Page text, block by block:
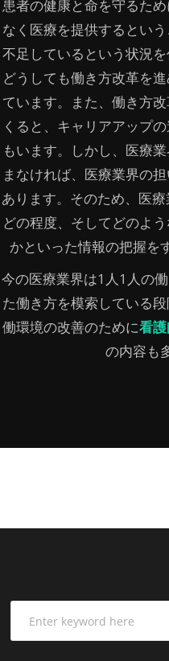
患者の健康と命を守るた
なく医療を提供するとい
不足しているという状況
どうしても働き方改革を
ています。また、働き方
くると、キャリアアップ
もいます。しかし、医療
まなければ、医療業界の
あります。そのため、医
どの程度、そしてどのよ
かといった情報の把握を
今の医療業界は1人1人の
た働き方を模索している
働環境の改善のために看
の内容も